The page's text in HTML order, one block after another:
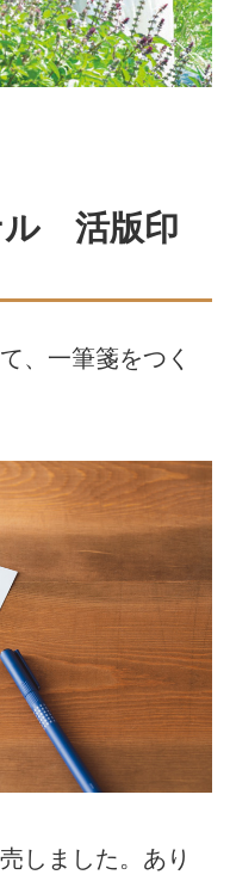
ル 活版印
、一筆箋をつく
しました。あり